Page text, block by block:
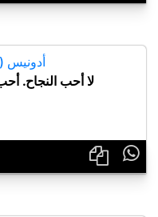
أدونيس
لا أحب النجاح.
